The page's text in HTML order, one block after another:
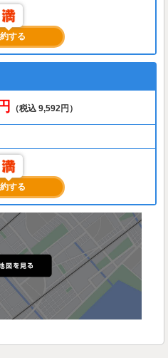
する
（税込 9,592円）
する